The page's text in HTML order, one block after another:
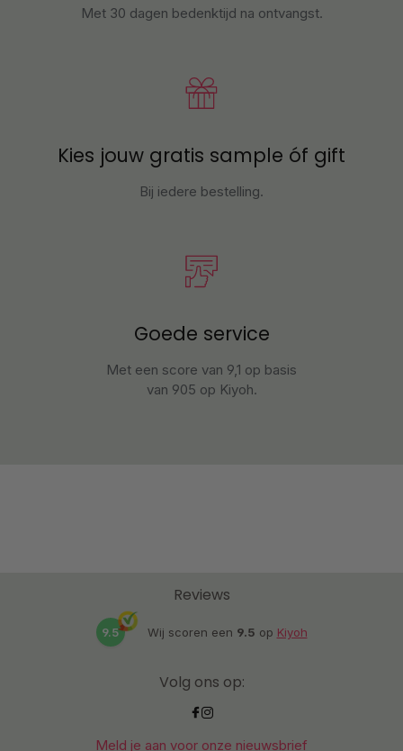
Met 30 dagen bedenktijd na ontvangst.
Kies jouw gratis sample óf gift
Bij iedere bestelling.
Goede service
Met een score van 9,1 op basis
van 905 op Kiyoh.
Reviews
9.5 Wij scoren een 9.5 op Kiyoh
Volg ons op:
Meld je aan voor onze nieuwsbrief